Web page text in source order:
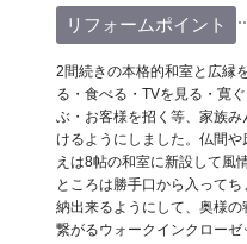
リフォームポイント
2間続きの本格的和室と広縁
る・食べる・TVを見る・寛
ぶ・お客様を招く等、家族
けるようにしました。仏間
えは8帖の和室に新設して風
ところは勝手口から入って
納出来るようにして、奥様
繋がるウォークインクローゼ